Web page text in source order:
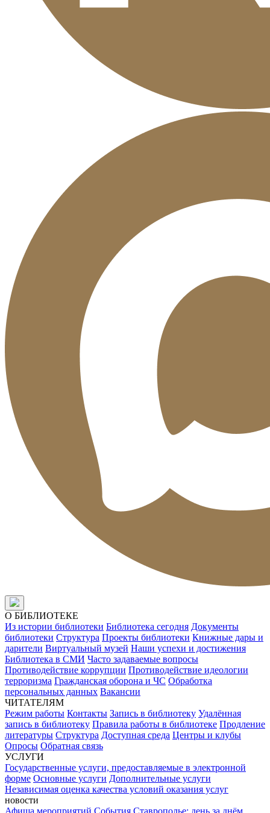
О БИБЛИОТЕКЕ
Из истории библиотеки Библиотека сегодня Документы
библиотеки Структура Проекты библиотеки Книжные дары и
дарители Виртуальный музей Наши успехи и достижения
Библиотека в СМИ Часто задаваемые вопросы
Противодействие коррупции Противодействие идеологии
терроризма Гражданская оборона и ЧС Обработка
персональных данных Вакансии
ЧИТАТЕЛЯМ
Режим работы Контакты Запись в библиотеку Удалённая
запись в библиотеку Правила работы в библиотеке Продление
литературы Структура Доступная среда Центры и клубы
Опросы Обратная связь
УСЛУГИ
Государственные услуги, предоставляемые в электронной
форме Основные услуги Дополнительные услуги
Независимая оценка качества условий оказания услуг
новости
Афиша мероприятий События Ставрополье: день за днём